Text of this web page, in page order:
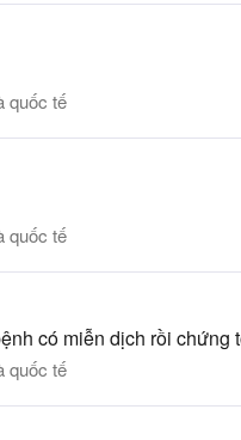
quốc tế
quốc tế
có miễn dịch rồi chứng
quốc tế